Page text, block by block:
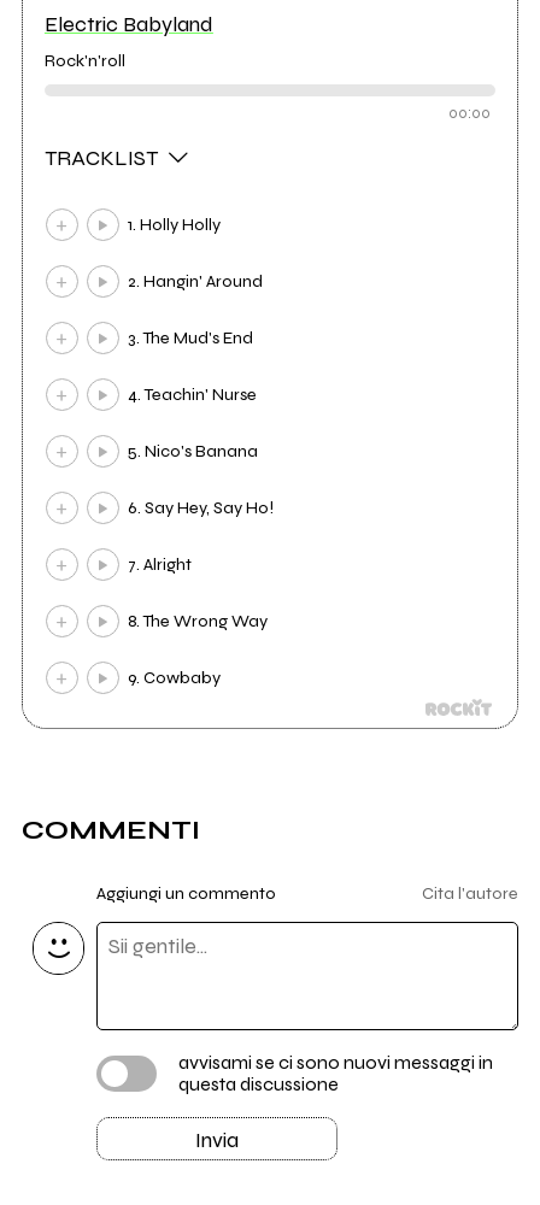
Electric Babyland
Rock'n'roll
00:00
TRACKLIST
1. Holly Holly
2. Hangin' Around
3. The Mud's End
4. Teachin' Nurse
5. Nico's Banana
6. Say Hey, Say Ho!
7. Alright
8. The Wrong Way
9. Cowbaby
COMMENTI
Aggiungi un commento Cita l'autore
avvisami se ci sono nuovi messaggi in
questa discussione
Invia